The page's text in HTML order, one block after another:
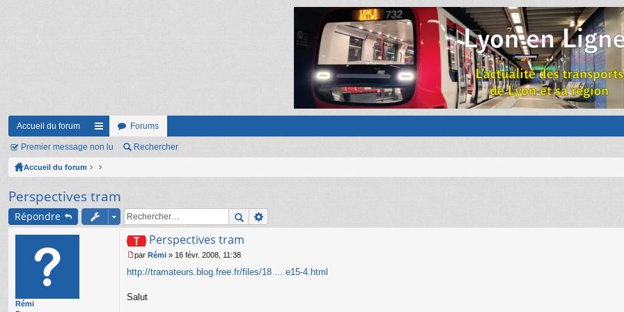
Accueil du forum
ac
co
ci
s
Forums
Premier message non lu Rechercher
Accueil du forum
Perspectives tram
Répondre
Rémi
Perspectives tram
e
s
par Rémi » 16 févr. 2008, 11:38
http://tramateurs.blog.free.fr/files/18 ... e15-4.html
Salut